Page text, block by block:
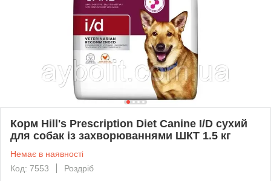
Корм Hill's Prescription Diet Canine I/D сухий
для собак із захворюваннями ШКТ 1.5 кг
Немає в наявності
Код: 7553
Роздріб